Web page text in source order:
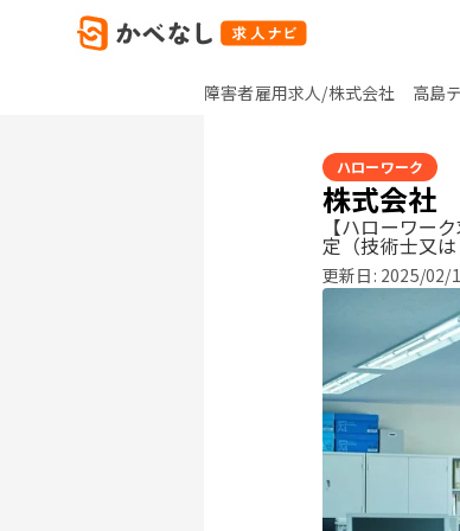
障害者雇用求人/株式会社 高島
ハローワーク
株式会社
【ハローワー
定（技術士又は
更新日: 2025/02/